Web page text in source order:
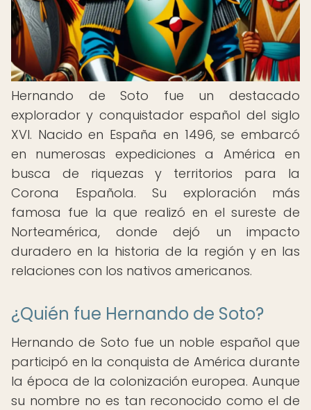
Hernando de Soto fue un destacado
explorador y conquistador español del siglo
XVI. Nacido en España en 1496, se embarcó
en numerosas expediciones a América en
busca de riquezas y territorios para la
Corona Española. Su exploración más
famosa fue la que realizó en el sureste de
Norteamérica, donde dejó un impacto
duradero en la historia de la región y en las
relaciones con los nativos americanos.
¿Quién fue Hernando de Soto?
Hernando de Soto fue un noble español que
participó en la conquista de América durante
la época de la colonización europea. Aunque
su nombre no es tan reconocido como el de